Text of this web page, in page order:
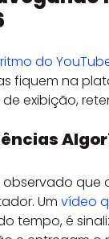
do
fiquem na
exibição,
observado que
Um vídeo
tempo, é